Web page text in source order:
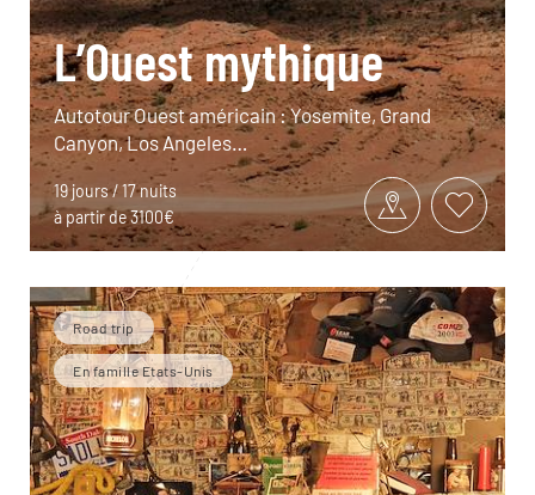
L’Ouest mythique
Autotour Ouest américain : Yosemite, Grand
Canyon, Los Angeles…
19 jours / 17 nuits
à partir de 3100€
Road trip
En famille Etats-Unis